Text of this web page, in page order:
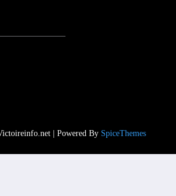
| Powered By SpiceThemes